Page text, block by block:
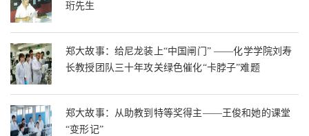
珩先生
郑大故事：给尼龙装上“中国闸门” ——化学学院刘寿
长教授团队三十年攻关绿色催化“卡脖子”难题
郑大故事：从助教到特等奖得主——王俊和她的课堂
“变形记”